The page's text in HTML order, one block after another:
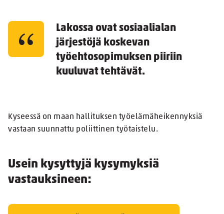
Lakossa ovat sosiaalialan
järjestöjä koskevan
työehtosopimuksen piiriin
kuuluvat tehtävät.
Kyseessä on maan hallituksen työelämäheikennyksiä
vastaan suunnattu poliittinen työtaistelu.
Usein kysyttyjä kysymyksiä
vastauksineen: